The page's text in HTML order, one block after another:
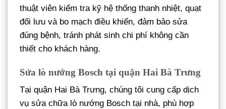
thuật viên kiểm tra kỹ hệ thống thanh nhiệt, quạt
đối lưu và bo mạch điều khiển, đảm bảo sửa
đúng bệnh, tránh phát sinh chi phí không cần
thiết cho khách hàng.
Sửa lò nướng Bosch tại quận Hai Bà Trưng
Tại quận Hai Bà Trưng, chúng tôi cung cấp dịch
vụ sửa chữa lò nướng Bosch tại nhà, phù hợp